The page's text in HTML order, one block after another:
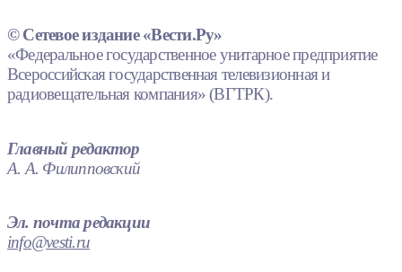
© Сетевое издание «Вести.Ру»
«Федеральное государственное унитарное предприятие
Всероссийская государственная телевизионная и
радиовещательная компания» (ВГТРК).
Главный редактор
А. А. Филипповский
Эл. почта редакции
info@vesti.ru